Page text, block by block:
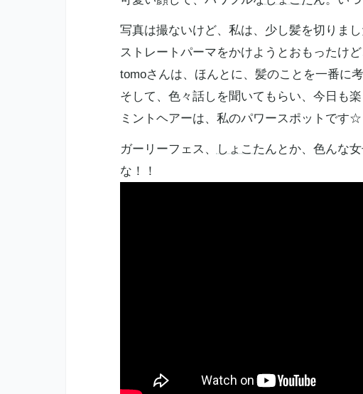
写真は撮ないけど、私は、少し髪を切りまし
ストレートパーマをかけようとおもったけ
tomoさんは、ほんとに、髪のことを一番に
そして、色々話しを聞いてもらい、今日も
ミントヘアーは、私のパワースポットです☆
ガーリーフェス、 しょこたん とか、色んな
な！！